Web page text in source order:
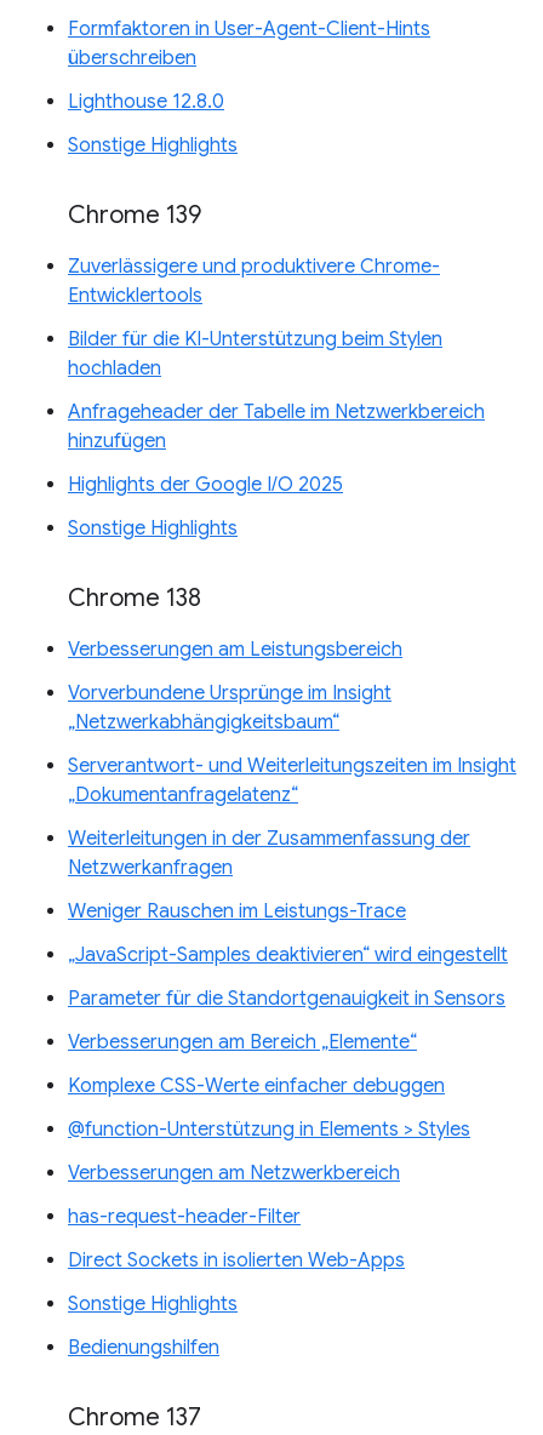
Formfaktoren in User-Agent-Client-Hints
überschreiben
Lighthouse 12.8.0
Sonstige Highlights
Chrome 139
Zuverlässigere und produktivere Chrome-
Entwicklertools
Bilder für die KI-Unterstützung beim Stylen
hochladen
Anfrageheader der Tabelle im Netzwerkbereich
hinzufügen
Highlights der Google I/O 2025
Sonstige Highlights
Chrome 138
Verbesserungen am Leistungsbereich
Vorverbundene Ursprünge im Insight
„Netzwerkabhängigkeitsbaum“
Serverantwort- und Weiterleitungszeiten im Insight
„Dokumentanfragelatenz“
Weiterleitungen in der Zusammenfassung der
Netzwerkanfragen
Weniger Rauschen im Leistungs-Trace
„JavaScript-Samples deaktivieren“ wird eingestellt
Parameter für die Standortgenauigkeit in Sensors
Verbesserungen am Bereich „Elemente“
Komplexe CSS-Werte einfacher debuggen
@function-Unterstützung in Elements > Styles
Verbesserungen am Netzwerkbereich
has-request-header-Filter
Direct Sockets in isolierten Web-Apps
Sonstige Highlights
Bedienungshilfen
Chrome 137